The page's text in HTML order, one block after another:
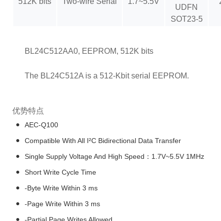
UDFN
SOT23-5
BL24C512AA0, EEPROM, 512K bits
The BL24C512A is a 512-Kbit serial EEPROM.
优势特点
AEC-Q100
Compatible With All I²C Bidirectional Data Transfer
Single Supply Voltage And High Speed：1.7V~5.5V 1MHz
Short Write Cycle Time
-Byte Write Within 3 ms
-Page Write Within 3 ms